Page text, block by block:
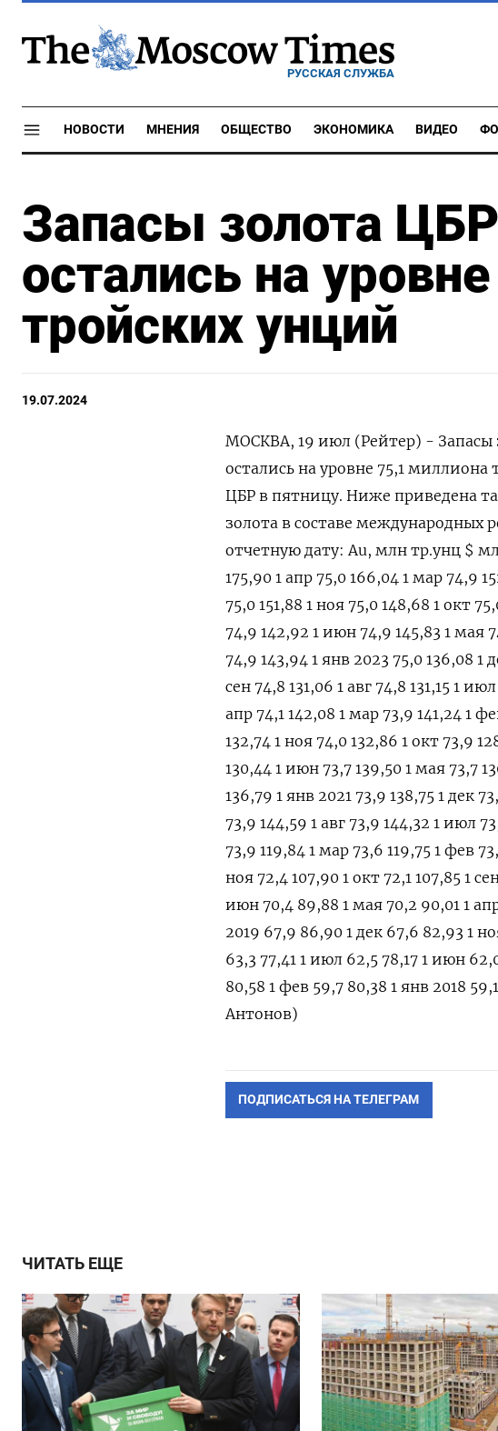
РУССКАЯ СЛУЖБА
НОВОСТИ МНЕНИЯ ОБЩЕСТВО ЭКОНОМИКА ВИДЕО
Запасы золота
остались на
тройских унций
19.07.2024
МОСКВА, 19 июл (Рейтер) - Запасы
остались на уровне 75,1
ЦБР в пятницу. Ниже приведена
золота в составе международных
отчетную дату: Au, млн тр.унц $
175,90 1 апр 75,0 166,04 1 мар 74,9
75,0 151,88 1 ноя 75,0 148,68 1 окт
74,9 142,92 1 июн 74,9 145,83 1 мая
74,9 143,94 1 янв 2023 75,0 136,08 1
сен 74,8 131,06 1 авг 74,8 131,15 1
апр 74,1 142,08 1 мар 73,9 141,24 1
132,74 1 ноя 74,0 132,86 1 окт 73,9
130,44 1 июн 73,7 139,50 1 мая 73,7
136,79 1 янв 2021 73,9 138,75 1 дек
73,9 144,59 1 авг 73,9 144,32 1 июл
73,9 119,84 1 мар 73,6 119,75 1 фев
ноя 72,4 107,90 1 окт 72,1 107,85 1
июн 70,4 89,88 1 мая 70,2 90,01 1
2019 67,9 86,90 1 дек 67,6 82,93 1
63,3 77,41 1 июл 62,5 78,17 1 июн
80,58 1 фев 59,7 80,38 1 янв 2018
Антонов)
ПОДПИСАТЬСЯ НА ТЕЛЕГРАМ
ЧИТАТЬ ЕЩЕ